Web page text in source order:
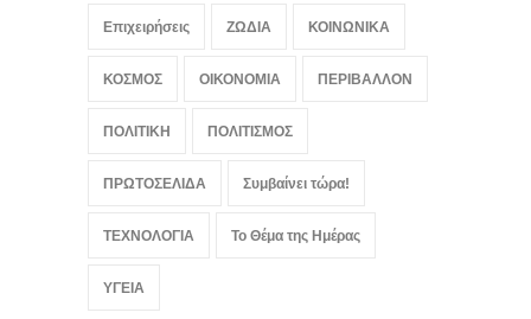
Επιχειρήσεις ΖΩΔΙΑ ΚΟΙΝΩΝΙΚΑ
ΚΟΣΜΟΣ ΟΙΚΟΝΟΜΙΑ ΠΕΡΙΒΑΛΛΟΝ
ΠΟΛΙΤΙΚΗ ΠΟΛΙΤΙΣΜΟΣ
ΠΡΩΤΟΣΕΛΙΔΑ Συμβαίνει τώρα!
ΤΕΧΝΟΛΟΓΙΑ Το Θέμα της Ημέρας
ΥΓΕΙΑ